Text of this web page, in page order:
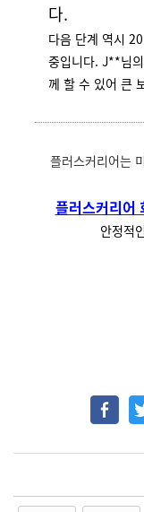
다.
다음 단계 역시
중입니다. J**님
께 할 수 있어 큰
플러스커리어는
플러스커리어
안정적